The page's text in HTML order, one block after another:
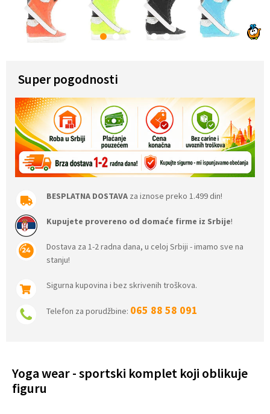
1 2 3 5 6
Super pogodnosti
BESPLATNA DOSTAVA za iznose preko 1.499 din!
Kupujete provereno od domaće firme iz Srbije!
Dostava za 1-2 radna dana, u celoj Srbiji - imamo sve na
stanju!
Sigurna kupovina i bez skrivenih troškova.
Telefon za porudžbine: 065 88 58 091
Yoga wear - sportski komplet koji oblikuje
figuru